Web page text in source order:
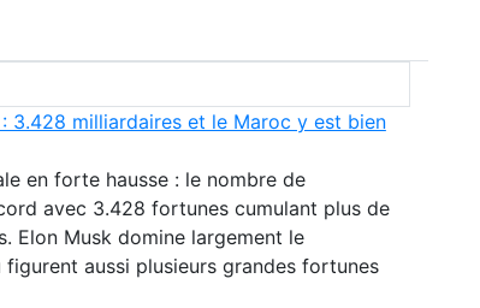
3.428 milliardaires et le Maroc y est bien
en forte hausse : le nombre de
avec 3.428 fortunes cumulant plus de
Elon Musk domine largement le
figurent aussi plusieurs grandes fortunes